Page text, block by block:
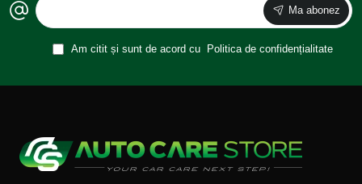
Ma abonez
Am citit și sunt de acord cu Politica de confidențialitate